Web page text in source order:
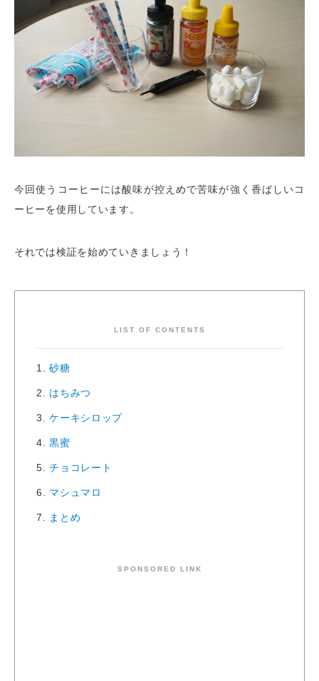
今回使うコーヒーには酸味が控えめで苦味が強く香ばしいコ
ーヒーを使用しています。
それでは検証を始めていきましょう！
LIST OF CONTENTS
1.砂糖
2. はちみつ
3.ケーキシロップ
4.黒蜜
5.チョコレート
6. マシュマロ
7. まとめ
SPONSORED LINK